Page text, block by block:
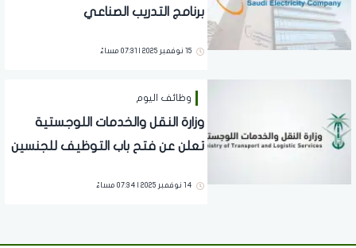
برنامج التدريب الصناعي
15 نوفمبر 2025 | 07:31 مساءً
وظائف اليوم
وزارة النقل والخدمات اللوجستية
تعلن عن فتح باب التوظيف للجنسين
14 نوفمبر 2025 | 07:34 مساءً